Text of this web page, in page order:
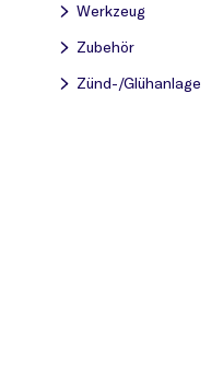
Werkzeug
Zubehör
Zünd-/Glühanlage